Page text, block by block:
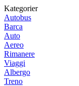
Kategorier
Autobus
Barca
Auto
Aereo
Rimanere
Viaggi
Albergo
Treno